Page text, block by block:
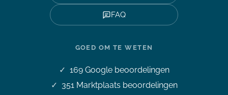
FAQ
GOED OM TE WETEN
169Google beoordelingen
351Marktplaats beoordelingen